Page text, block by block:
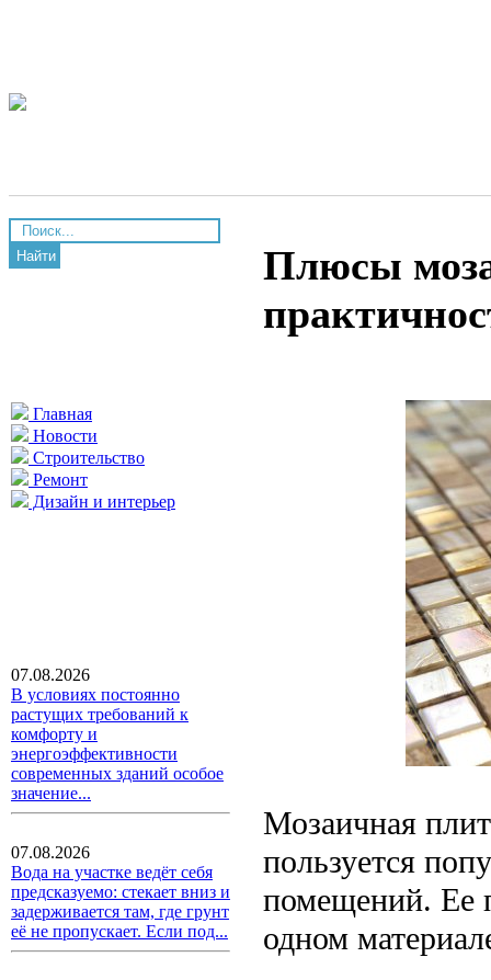
Найти
Главная
Новости
Строительство
Ремонт
Дизайн и интерьер
07.08.2026
В условиях постоянно
растущих требований к
комфорту и
энергоэффективности
современных зданий особое
значение...
07.08.2026
Вода на участке ведёт себя
предсказуемо: стекает вниз и
задерживается там, где грунт
её не пропускает. Если под...
Плюсы
Мозаичная
пользуется
помещений. Ее
одном